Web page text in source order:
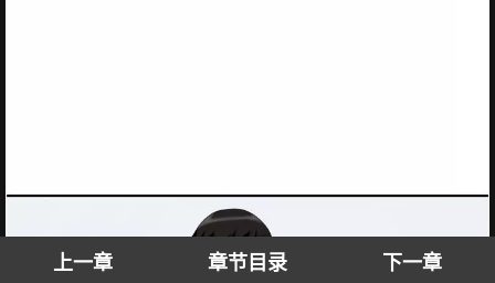
上一章 章节目录 下一章